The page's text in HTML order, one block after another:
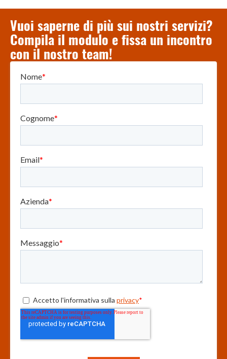
Vuoi saperne di più sui nostri servizi?
Compila il modulo e fissa un incontro
con il nostro team!